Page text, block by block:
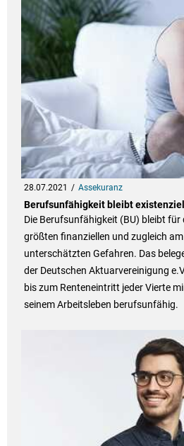
28.07.2021 Assekuranz
Berufsunfähigkeit bleibt
Die Berufsunfähigkeit (BU) bleibt für
größten finanziellen und zugleich
unterschätzten Gefahren. Das
der Deutschen Aktuarvereinigung
bis zum Renteneintritt jeder Vierte
seinem Arbeitsleben berufsunfähig.